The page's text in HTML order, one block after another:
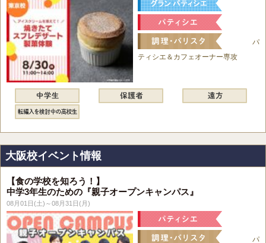
パ
ティシエ＆カフェオーナー専攻
大阪校イベント情報
【食の学校を知ろう！】
中学3年生のための『親子オープンキャンパス』
08月01日(土)～08月31日(月)
パ